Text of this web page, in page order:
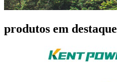
produtos em destaque